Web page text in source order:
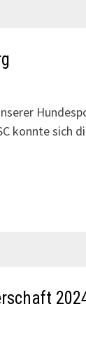
konnte sich